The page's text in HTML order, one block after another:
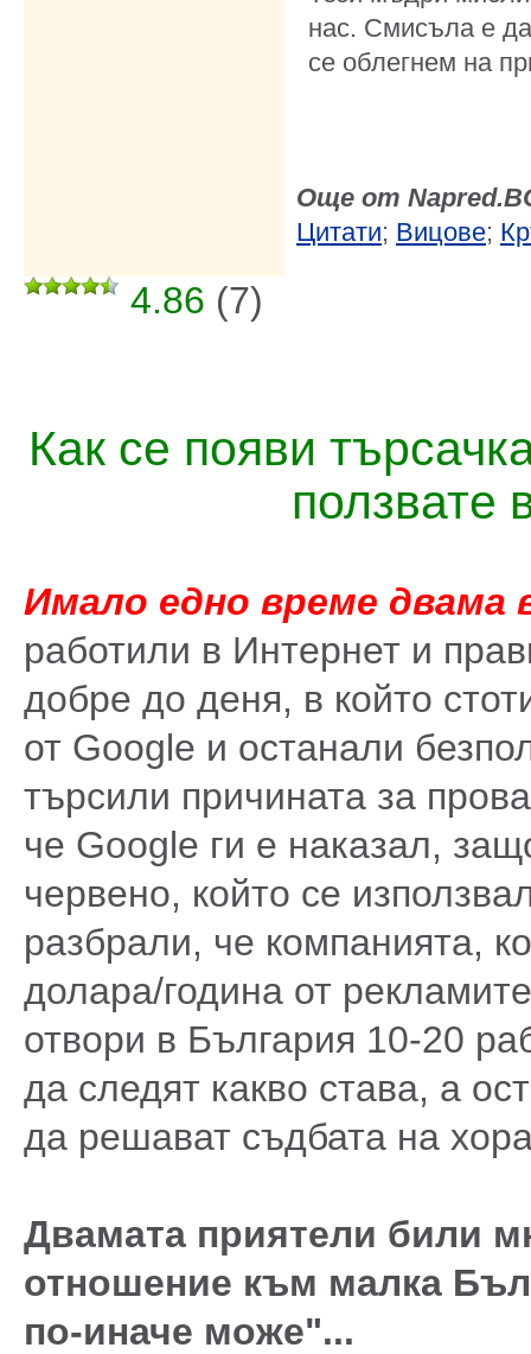
нас. Смисъла е
се облегнем на
Още от
Цитати; Вицове;
4.86 (7)
Как се появи
ползвате
Имало едно време двама
работили в Интернет и
добре до деня, в който
от Google и останали
търсили причината за
че Google ги е наказал,
червено, който се
разбрали, че компанията,
долара/година от
отвори в България 10-20
да следят какво става, а
да решават съдбата на
Двамата приятели били
отношение към малка
по-иначе може"...